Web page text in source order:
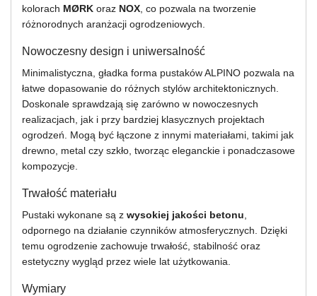
kolorach MØRK oraz NOX , co pozwala na tworzenie
różnorodnych aranżacji ogrodzeniowych.
Nowoczesny design i uniwersalność
Minimalistyczna, gładka forma pustaków ALPINO pozwala na
łatwe dopasowanie do różnych stylów architektonicznych.
Doskonale sprawdzają się zarówno w nowoczesnych
realizacjach, jak i przy bardziej klasycznych projektach
ogrodzeń. Mogą być łączone z innymi materiałami, takimi jak
drewno, metal czy szkło, tworząc eleganckie i ponadczasowe
kompozycje.
Trwałość materiału
Pustaki wykonane są z wysokiej jakości betonu
odpornego na działanie czynników atmosferycznych. Dzięki
temu ogrodzenie zachowuje trwałość, stabilność oraz
estetyczny wygląd przez wiele lat użytkowania.
Wymiary